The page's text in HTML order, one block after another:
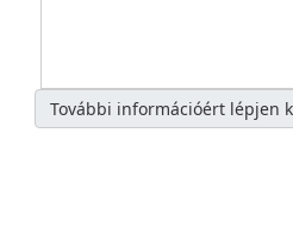
További információért lépjen